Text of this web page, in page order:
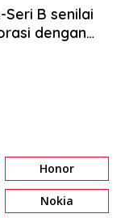
B senilai
dengan
Honor
Nokia